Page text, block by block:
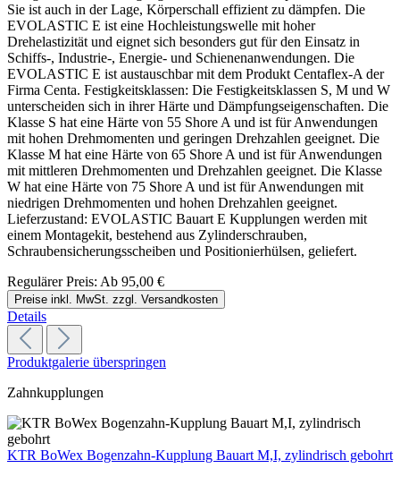
Sie ist auch in der Lage, Körperschall effizient zu dämpfen. Die
EVOLASTIC E ist eine Hochleistungswelle mit hoher
Drehelastizität und eignet sich besonders gut für den Einsatz in
Schiffs-, Industrie-, Energie- und Schienenanwendungen. Die
EVOLASTIC E ist austauschbar mit dem Produkt Centaflex-A der
Firma Centa. Festigkeitsklassen: Die Festigkeitsklassen S, M und W
unterscheiden sich in ihrer Härte und Dämpfungseigenschaften. Die
Klasse S hat eine Härte von 55 Shore A und ist für Anwendungen
mit hohen Drehmomenten und geringen Drehzahlen geeignet. Die
Klasse M hat eine Härte von 65 Shore A und ist für Anwendungen
mit mittleren Drehmomenten und Drehzahlen geeignet. Die Klasse
W hat eine Härte von 75 Shore A und ist für Anwendungen mit
niedrigen Drehmomenten und hohen Drehzahlen geeignet.
Lieferzustand: EVOLASTIC Bauart E Kupplungen werden mit
einem Montagekit, bestehend aus Zylinderschrauben,
Schraubensicherungsscheiben und Positionierhülsen, geliefert.
Regulärer Preis: Ab 95,00 €
Preise inkl. MwSt. zzgl. Versandkosten
Details
Produktgalerie überspringen
Zahnkupplungen
KTR BoWex Bogenzahn-Kupplung Bauart M,I, zylindrisch gebohrt